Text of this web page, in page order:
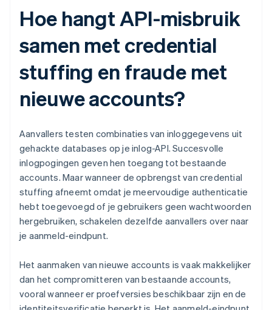
Hoe hangt API-misbruik
samen met credential
stuffing en fraude met
nieuwe accounts?
Aanvallers testen combinaties van inloggegevens uit
gehackte databases op je inlog-API. Succesvolle
inlogpogingen geven hen toegang tot bestaande
accounts. Maar wanneer de opbrengst van credential
stuffing afneemt omdat je meervoudige authenticatie
hebt toegevoegd of je gebruikers geen wachtwoorden
hergebruiken, schakelen dezelfde aanvallers over naar
je aanmeld-eindpunt.
Het aanmaken van nieuwe accounts is vaak makkelijker
dan het compromitteren van bestaande accounts,
vooral wanneer er proefversies beschikbaar zijn en de